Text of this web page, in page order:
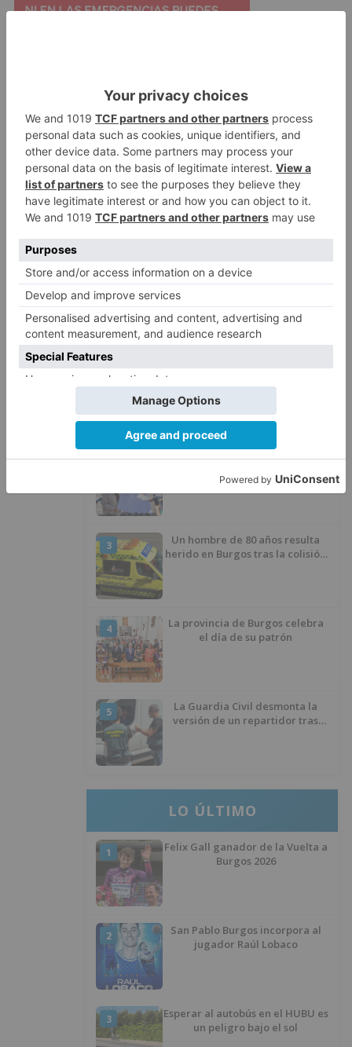
Para más información contactar con:
masintergeneracionalidad@gmail.com
UBU une
suma
vidas
LO + VISTO
1
Fallece un ciclista en Burgos tras
avisar otro conductor que se
había caído de la bicicleta
2
Villatoro da el primer paso para
inicio de la senda peatonal y
3
Un hombre de 80 años resulta
herido en Burgos tras la colisión
4
La provincia de Burgos celebra
el día de su patrón
5
La Guardia Civil desmonta la
versión de un repartidor tras
LO ÚLTIMO
1
Felix Gall ganador de la Vuelta a
Burgos 2026
2
San Pablo Burgos incorpora al
jugador Raúl Lobaco
3
Esperar al autobús en el HUBU es
un peligro bajo el sol